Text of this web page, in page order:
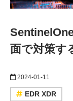
面で対策す
2024-01-11
EDR XDR